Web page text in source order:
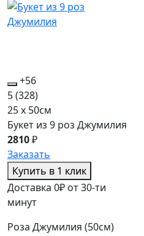
+56
5(328)
25 x 50см
Букет из 9 роз Джумилия
2810₽
Заказать
Купить в 1 клик
Доставка 0₽ от 30-ти
минут
Роза Джумилия (50см)